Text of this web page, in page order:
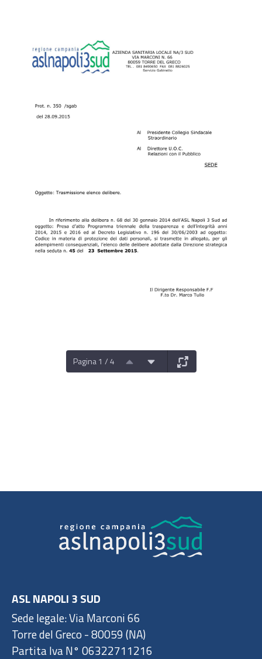
Pagina 1 / 4
ASL NAPOLI 3 SUD
Sede legale: Via Marconi 66
Torre del Greco - 80059 (NA)
Partita Iva N° 06322711216